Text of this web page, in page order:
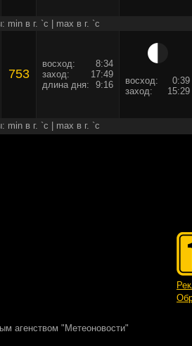
min в г. `c | max в г. `c
753
восход:
8:34
заход:
17:49
длина дня:
9:16 восход:
0:39
заход:
15:29
min в г. `c | max в г. `c
агенством "Метеоновости"